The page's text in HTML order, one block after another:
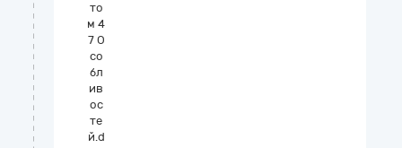
то
м 4
7 О
со
бл
ив
ос
те
й.d